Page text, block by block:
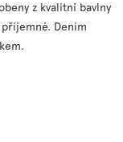
z kvalitní bavlny
Denim